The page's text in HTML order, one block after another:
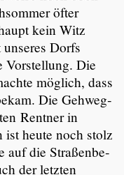
öfter
kein Witz
Dorfs
Vorstel­lung. Die
möglich, dass
Die Gehweg­
Rentner in
heute noch stolz
auf die Straßen­be­
der letzten